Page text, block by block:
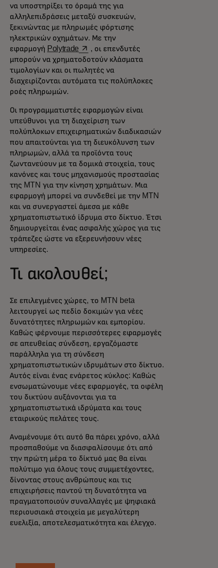
να υποστηρίξει το όραμά της για
αλληλεπιδράσεις μεταξύ συσκευών,
ξεκινώντας με πληρωμές φόρτισης
ηλεκτρικών οχημάτων. Με την
εφαρμογή Polytrade opens in a new tab
, οι επενδυτές
μπορούν να χρηματοδοτούν κλάσματα
τιμολογίων και οι πωλητές να
διαχειρίζονται αυτόματα τις πολύπλοκες
ροές πληρωμών.
Οι προγραμματιστές εφαρμογών είναι
υπεύθυνοι για τη διαχείριση των
πολύπλοκων επιχειρηματικών διαδικασιών
που απαιτούνται για τη διευκόλυνση των
πληρωμών, αλλά τα προϊόντα τους
ζωντανεύουν με τα δομικά στοιχεία, τους
κανόνες και τους μηχανισμούς προστασίας
της MTN για την κίνηση χρημάτων. Μια
εφαρμογή μπορεί να συνδεθεί με την MTN
και να συνεργαστεί άμεσα με κάθε
χρηματοπιστωτικό ίδρυμα στο δίκτυο. Έτσι
δημιουργείται ένας ασφαλής χώρος για τις
τράπεζες ώστε να εξερευνήσουν νέες
υπηρεσίες.
Τι ακολουθεί;
Σε επιλεγμένες χώρες, το MTN beta
λειτουργεί ως πεδίο δοκιμών για νέες
δυνατότητες πληρωμών και εμπορίου.
Καθώς φέρνουμε περισσότερες εφαρμογές
σε απευθείας σύνδεση, εργαζόμαστε
παράλληλα για τη σύνδεση
χρηματοπιστωτικών ιδρυμάτων στο δίκτυο.
Αυτός είναι ένας ενάρετος κύκλος: Καθώς
ενσωματώνουμε νέες εφαρμογές, τα οφέλη
του δικτύου αυξάνονται για τα
χρηματοπιστωτικά ιδρύματα και τους
εταιρικούς πελάτες τους.
Αναμένουμε ότι αυτό θα πάρει χρόνο, αλλά
προσπαθούμε να διασφαλίσουμε ότι από
την πρώτη μέρα το δίκτυό μας θα είναι
πολύτιμο για όλους τους συμμετέχοντες,
δίνοντας στους ανθρώπους και τις
επιχειρήσεις παντού τη δυνατότητα να
πραγματοποιούν συναλλαγές με ψηφιακά
περιουσιακά στοιχεία με μεγαλύτερη
ευελιξία, αποτελεσματικότητα και έλεγχο.